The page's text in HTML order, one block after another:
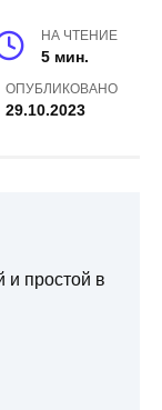
НА ЧТЕНИЕ
5 мин.
ОПУБЛИКОВАНО
29.10.2023
и простой в